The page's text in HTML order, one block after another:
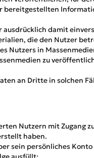
bereitgestellten
damit
die den Nutzer
Nutzers in
zu
an Dritte in solchen
Nutzern mit Zugang
haben.
sein persönliches